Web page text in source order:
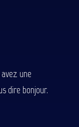
une
dire bonjour.